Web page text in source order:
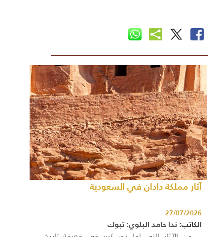
آثار مملكة دادان في السعودية
27/07/2026
الكاتب:ندا حامد البلوي: تبوك